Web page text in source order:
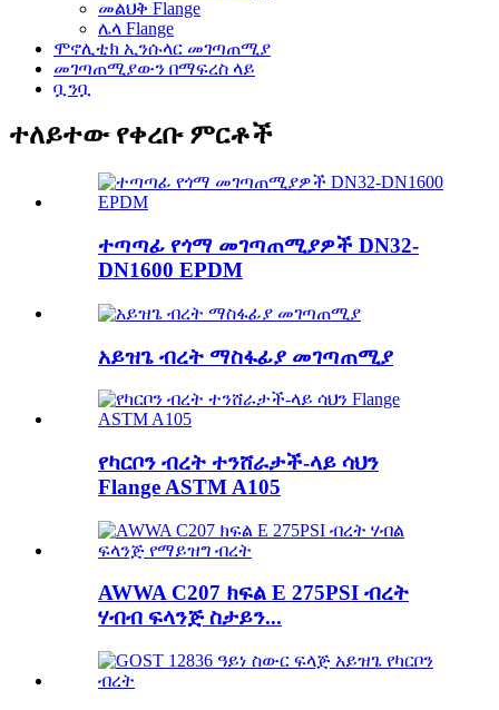
መልህቅ Flange
ሌላ Flange
ሞኖሊቲክ ኢንሱላር መገጣጠሚያ
መገጣጠሚያውን በማፍረስ ላይ
ቧንቧ
ተለይተው የቀረቡ ምርቶች
ተጣጣፊ የጎማ መገጣጠሚያዎች DN32-
DN1600 EPDM
አይዝጌ ብረት ማስፋፊያ መገጣጠሚያ
የካርቦን ብረት ተንሸራታች-ላይ ሳህን
Flange ASTM A105
AWWA C207 ክፍል E 275PSI ብረት
ሃብብ ፍላንጅ ስታይን...